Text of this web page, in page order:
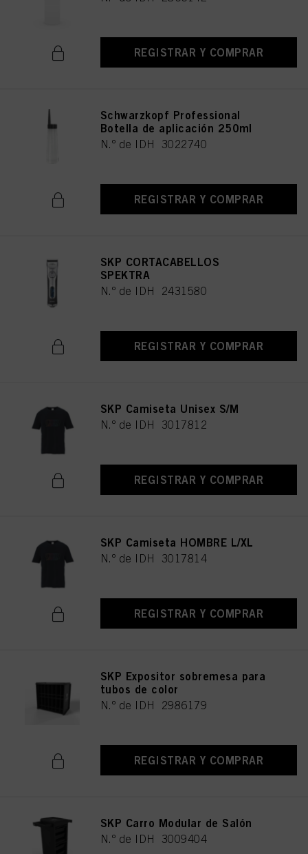
REGISTRAR Y COMPRAR
Schwarzkopf Professional
Botella de aplicación 250ml
N.º de IDH 3022740
REGISTRAR Y COMPRAR
SKP CORTACABELLOS
SPEKTRA
N.º de IDH 2431580
REGISTRAR Y COMPRAR
SKP Camiseta Unisex S/M
N.º de IDH 3017812
REGISTRAR Y COMPRAR
SKP Camiseta HOMBRE L/XL
N.º de IDH 3017814
REGISTRAR Y COMPRAR
SKP Expositor sobremesa para
tubos de color
N.º de IDH 2986179
REGISTRAR Y COMPRAR
SKP Carro Modular de Salón
N.º de IDH 3009404